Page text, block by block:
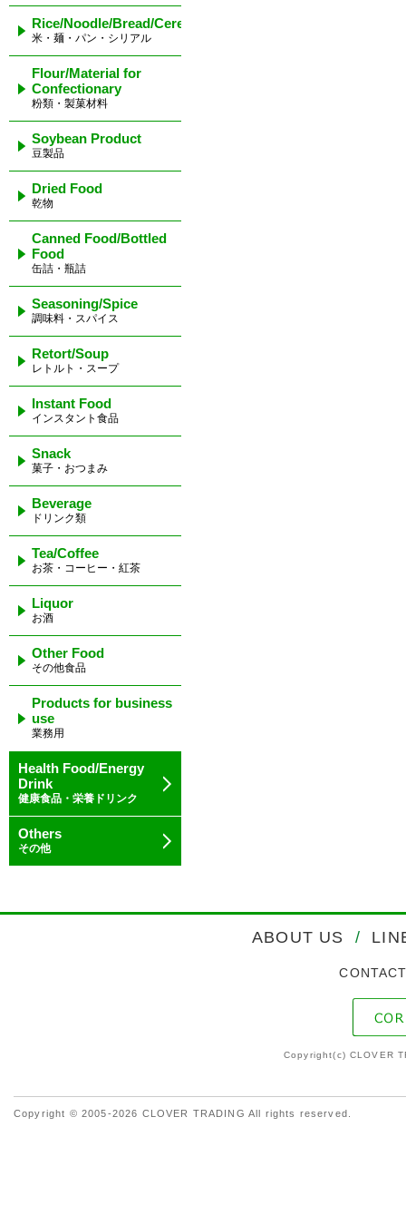
Rice/Noodle/Bread/Cereal
米・麺・パン・シリアル
Flour/Material for
Confectionary
粉類・製菓材料
Soybean Product
豆製品
Dried Food
乾物
Canned Food/Bottled
Food
缶詰・瓶詰
Seasoning/Spice
調味料・スパイス
Retort/Soup
レトルト・スープ
Instant Food
インスタント食品
Snack
菓子・おつまみ
Beverage
ドリンク類
Tea/Coffee
お茶・コーヒー・紅茶
Liquor
お酒
Other Food
その他食品
Products for business
use
業務用
Health Food/Energy
Drink
健康食品・栄養ドリンク
Others
その他
ABOUT US /
Copyright(c) CLOVER
Copyright © 2005-2026 CLOVER TRADING All rights reserved.